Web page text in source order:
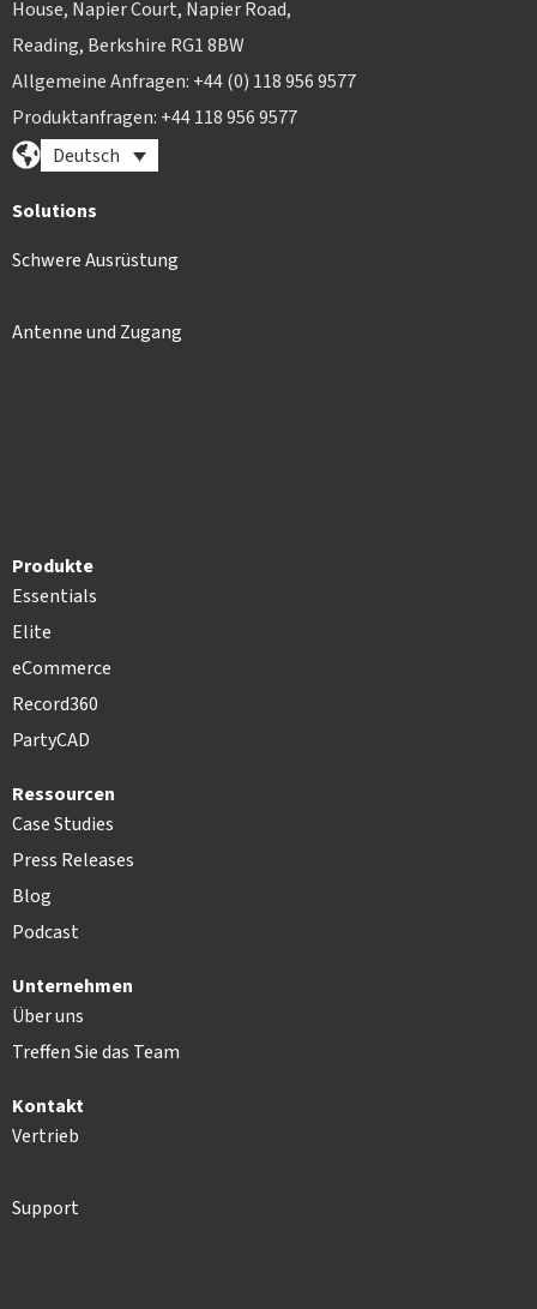
House, Napier Court, Napier Road,
Reading, Berkshire RG1 8BW
Allgemeine Anfragen: +44 (0) 118 956 9577
Produktanfragen: +44 118 956 9577
Deutsch
Solutions
Schwere Ausrüstung
Antenne und Zugang
Produkte
Essentials
Elite
eCommerce
Record360
PartyCAD
Ressourcen
Case Studies
Press Releases
Blog
Podcast
Unternehmen
Über uns
Treffen Sie das Team
Kontakt
Vertrieb
Support